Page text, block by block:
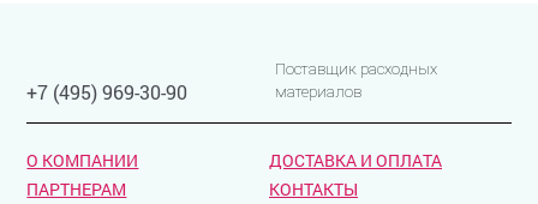
+7 (495) 969-30-90
Поставщик расходных
материалов
О КОМПАНИИ
ДОСТАВКА И ОПЛАТА
ПАРТНЕРАМ
КОНТАКТЫ